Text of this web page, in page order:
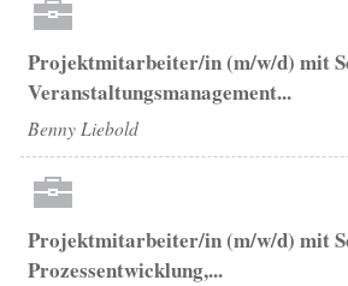
Projektmitarbeiter/in (m/w/d) mit
Veranstaltungsmanagement...
Benny Liebold
Projektmitarbeiter/in (m/w/d) mit
Prozessentwicklung,...